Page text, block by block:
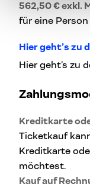
562,50 € exkl.
für eine
Hier geht’s zu
Hier geht’s zu
Kreditkarte
Ticketkauf
Kreditkarte
möchtest.
Kauf auf